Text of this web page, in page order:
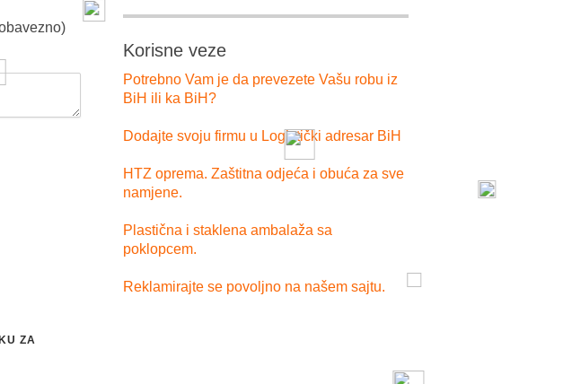
ZA
Korisne veze
Potrebno Vam je da prevezete Vašu robu iz
BiH ili ka BiH?
Dodajte svoju firmu u Logistički adresar BiH
HTZ oprema. Zaštitna odjeća i obuća za sve
namjene.
Plastična i staklena ambalaža sa
poklopcem.
Reklamirajte se povoljno na našem sajtu.